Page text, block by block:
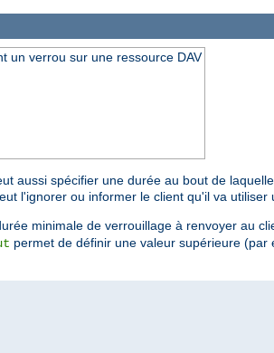
un verrou sur une ressource DAV
aussi spécifier une durée au bout de
l'ignorer ou informer le client qu'il va utiliser
minimale de verrouillage à renvoyer au
permet de définir une valeur supérieure